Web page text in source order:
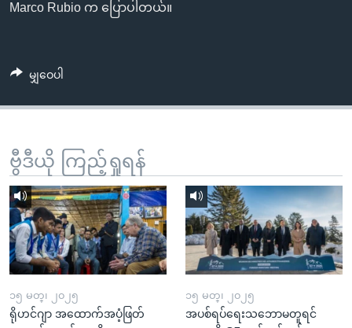
ရန်
နေရာ
Marco Rubio က ပြောပါတယ်။
မျှဝေပါ
ဗွီဒီယို ကြည့်ရှုရန်
၁၅ မတ္၊ ၂၀၂၅
ရိုဟင်ဂျာ အထောက်အပံ့ဖြတ်
၁၅ မတ္၊ ၂၀၂၅
အပစ်ရပ်ရေးသဘောမတူရင်